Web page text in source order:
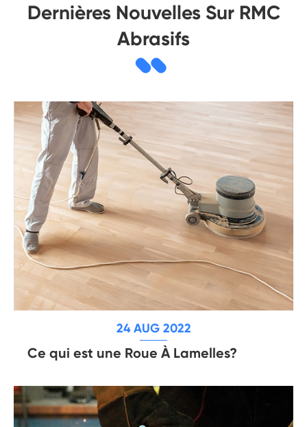
Dernières Nouvelles Sur RMC
Abrasifs
24 AUG 2022
Ce qui est une Roue À Lamelles?